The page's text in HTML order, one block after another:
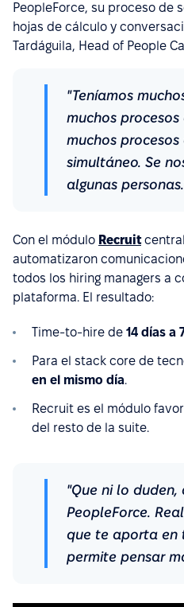
PeopleForce, su proceso de
hojas de cálculo y
Tardáguila, Head of People
"Teníamos
muchos
muchos
simultáneo. Se
algunas
Con el módulo Recruit
automatizaron
todos los hiring managers a
plataforma. El resultado:
Time-to-hire de 14 días a
Para el stack core de
en el mismo día.
Recruit es el módulo
del resto de la suite.
"Que ni lo
PeopleForce.
que te aporta en
permite pensar